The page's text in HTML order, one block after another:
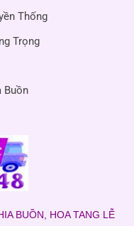
Thống
Trọng
Buồn
BUỒN, HOA TANG LỄ